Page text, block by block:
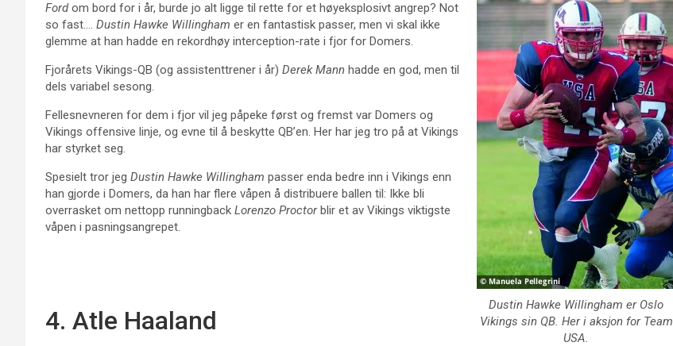
Dustin Hawke Willingham er Oslo
Vikings sin QB. Her i aksjon for Team
USA.
Fordom bord for i år, burde jo alt ligge til rette for et høyeksplosivt angrep? Not
so fast…. Dustin Hawke Willingham er en fantastisk passer, men vi skal ikke
glemme at han hadde en rekordhøy interception-rate i fjor for Domers.
Fjorårets Vikings-QB (og assistenttrener i år) Derek Mann hadde en god, men til
dels variabel sesong.
Fellesnevneren for dem i fjor vil jeg påpeke først og fremst var Domers og
Vikings offensive linje, og evne til å beskytte QB’en. Her har jeg tro på at Vikings
har styrket seg.
Spesielt tror jeg Dustin Hawke Willingham passer enda bedre inn i Vikings enn
han gjorde i Domers, da han har flere våpen å distribuere ballen til: Ikke bli
overrasket om nettopp runningback Lorenzo Proctor blir et av Vikings viktigste
våpen i pasningsangrepet.
4. Atle Haaland